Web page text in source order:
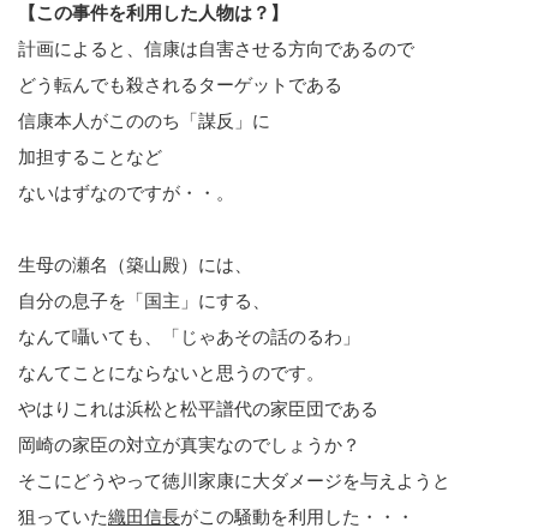
【この事件を利用した人物は？】
計画によると、信康は自害させる方向であるので
どう転んでも殺されるターゲットである
信康本人がこののち「謀反」に
加担することなど
ないはずなのですが・・。
生母の瀬名（築山殿）には、
自分の息子を「国主」にする、
なんて囁いても、「じゃあその話のるわ」
なんてことにならないと思うのです。
やはりこれは浜松と松平譜代の家臣団である
岡崎の家臣の対立が真実なのでしょうか？
そこにどうやって徳川家康に大ダメージを与えようと
狙っていた織田信長がこの騒動を利用した・・・